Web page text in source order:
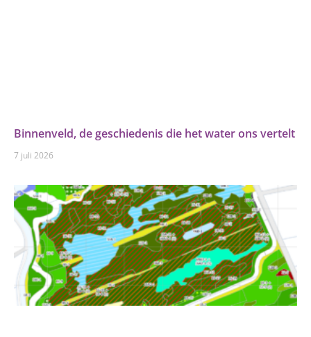
Binnenveld, de geschiedenis die het water ons vertelt
7 juli 2026